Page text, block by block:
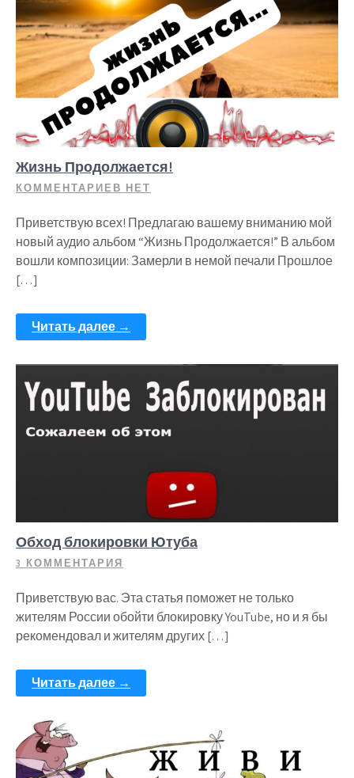
Жизнь Продолжается!
КОММЕНТАРИЕВ НЕТ
Приветствую всех! Предлагаю вашему вниманию мой
новый аудио альбом “Жизнь Продолжается!” В альбом
вошли композиции: Замерли в немой печали Прошлое
[…]
Читать далее →
Обход блокировки Ютуба
3 КОММЕНТАРИЯ
Приветствую вас. Эта статья поможет не только
жителям России обойти блокировку YouTube, но и я бы
рекомендовал и жителям других […]
Читать далее →